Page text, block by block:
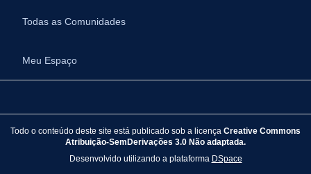
Todas as Comunidades
Meu Espaço
Todo o conteúdo deste site está publicado sob a licença Creative Commons
Atribuição-SemDerivações 3.0 Não adaptada.
Desenvolvido utilizando a plataforma DSpace